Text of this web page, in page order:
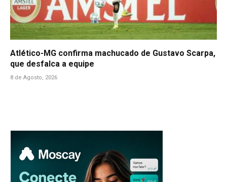
Atlético-MG confirma machucado de Gustavo Scarpa,
que desfalca a equipe
8 de Agosto, 2026